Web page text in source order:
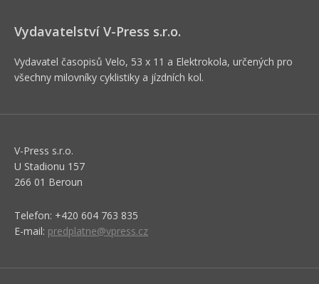
Vydavatelství V-Press s.r.o.
Vydavatel časopisů Velo, 53 x 11 a Elektrokola, určených pro
všechny milovníky cyklistiky a jízdních kol.
V-Press s.r.o.
U Stadionu 157
266 01 Beroun
Telefon: +420 604 763 835
E-mail: predplatne@vpress.cz